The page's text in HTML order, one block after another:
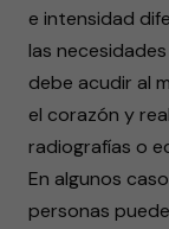
e intensidad
las
debe acudir al
el corazón y
radiografías o
En algunos
personas